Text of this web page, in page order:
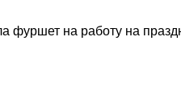
фуршет на работу на